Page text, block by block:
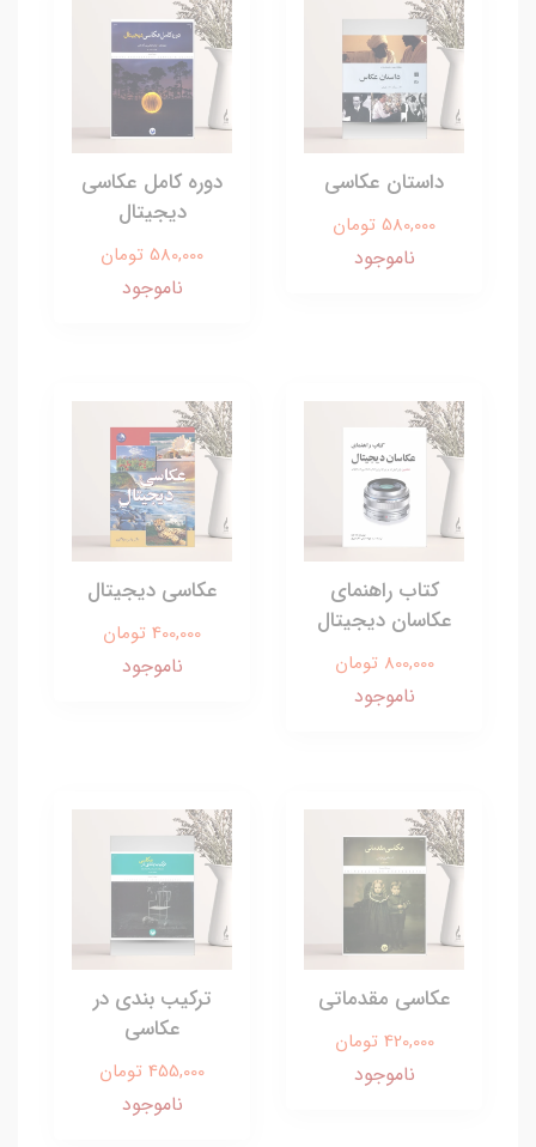
داستان عکاسی
580,000 تومان
ناموجود
دوره کامل عکاسی
دیجیتال
580,000 تومان
ناموجود
کتاب راهنمای
عکاسان دیجیتال
800,000 تومان
ناموجود
عکاسی دیجیتال
400,000 تومان
ناموجود
عکاسی مقدماتی
420,000 تومان
ناموجود
ترکیب بندی در
عکاسی
455,000 تومان
ناموجود